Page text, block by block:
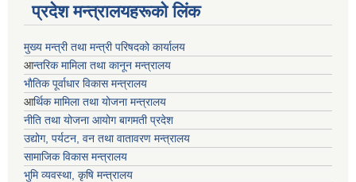
प्रदेश मन्त्रालयहरूको लिंक
मुख्य मन्त्री तथा मन्त्री परिषदको कार्यालय
आन्तरिक मामिला तथा कानून मन्त्रालय
भाैतिक पूर्वाधार विकास मन्त्रालय
आर्थिक मामिला तथा योजना मन्त्रालय
नीति तथा योजना आयोग बागमती प्रदेश
उद्योग, पर्यटन, वन तथा वातावरण मन्त्रालय
सामाजिक विकास मन्त्रालय
भुमि व्यवस्था, कृषि मन्त्रालय